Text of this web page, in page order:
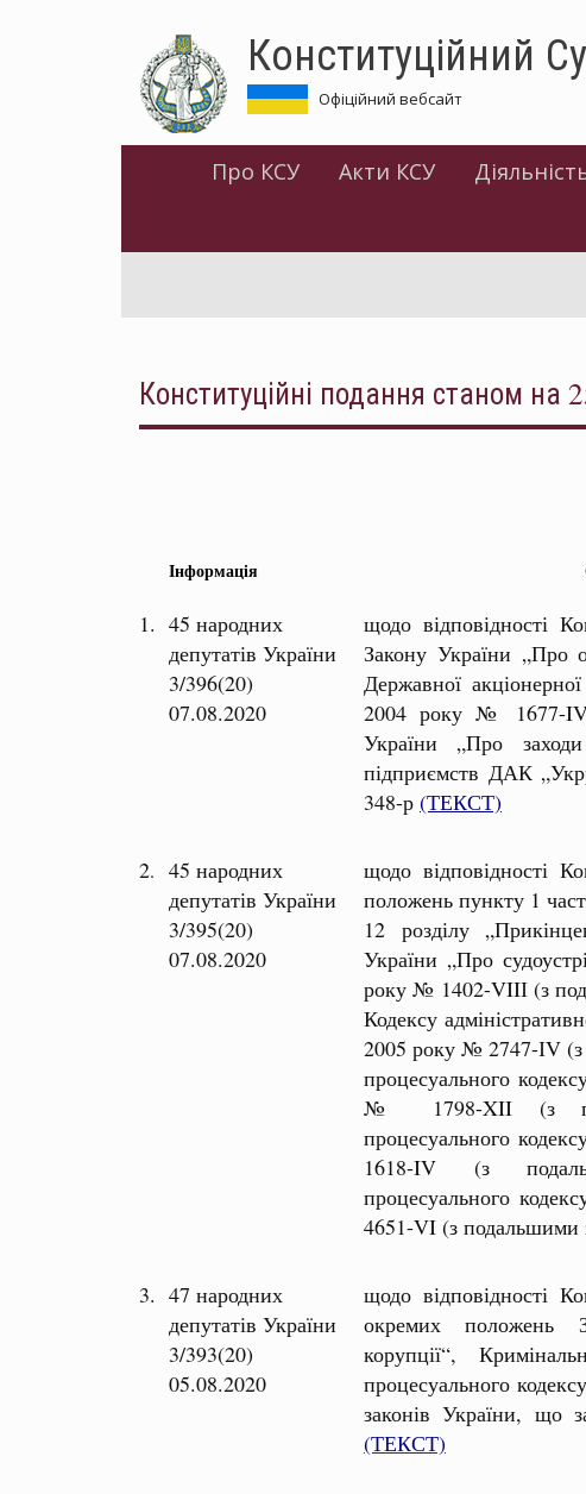
Конституційний
Офіційний вебсайт
Про КСУ Акти КСУ
Конституційні подання станом на
Інформація
1. 45 народних
депутатів України
3/396(20)
07.08.2020
щодо відповідності
Закону України „Про
Державної
2004 року № 1677-IV,
України „Про
підприємств ДАК
348-р (ТЕКСТ)
2.
45 народних
депутатів України
3/395(20)
07.08.2020
щодо відповідності
положень пункту 1
12 розділу
України „Про
року № 1402-VIIІ (з
Кодексу
2005 року № 2747-ІV (з
процесуального
№ 1798-XII (з
процесуального
1618-IV (з
процесуального
4651-VI (з подальшими
3. 47 народних
депутатів України
3/393(20)
05.08.2020
щодо відповідності
окремих положень
корупції“,
процесуального
законів України, що
(ТЕКСТ)